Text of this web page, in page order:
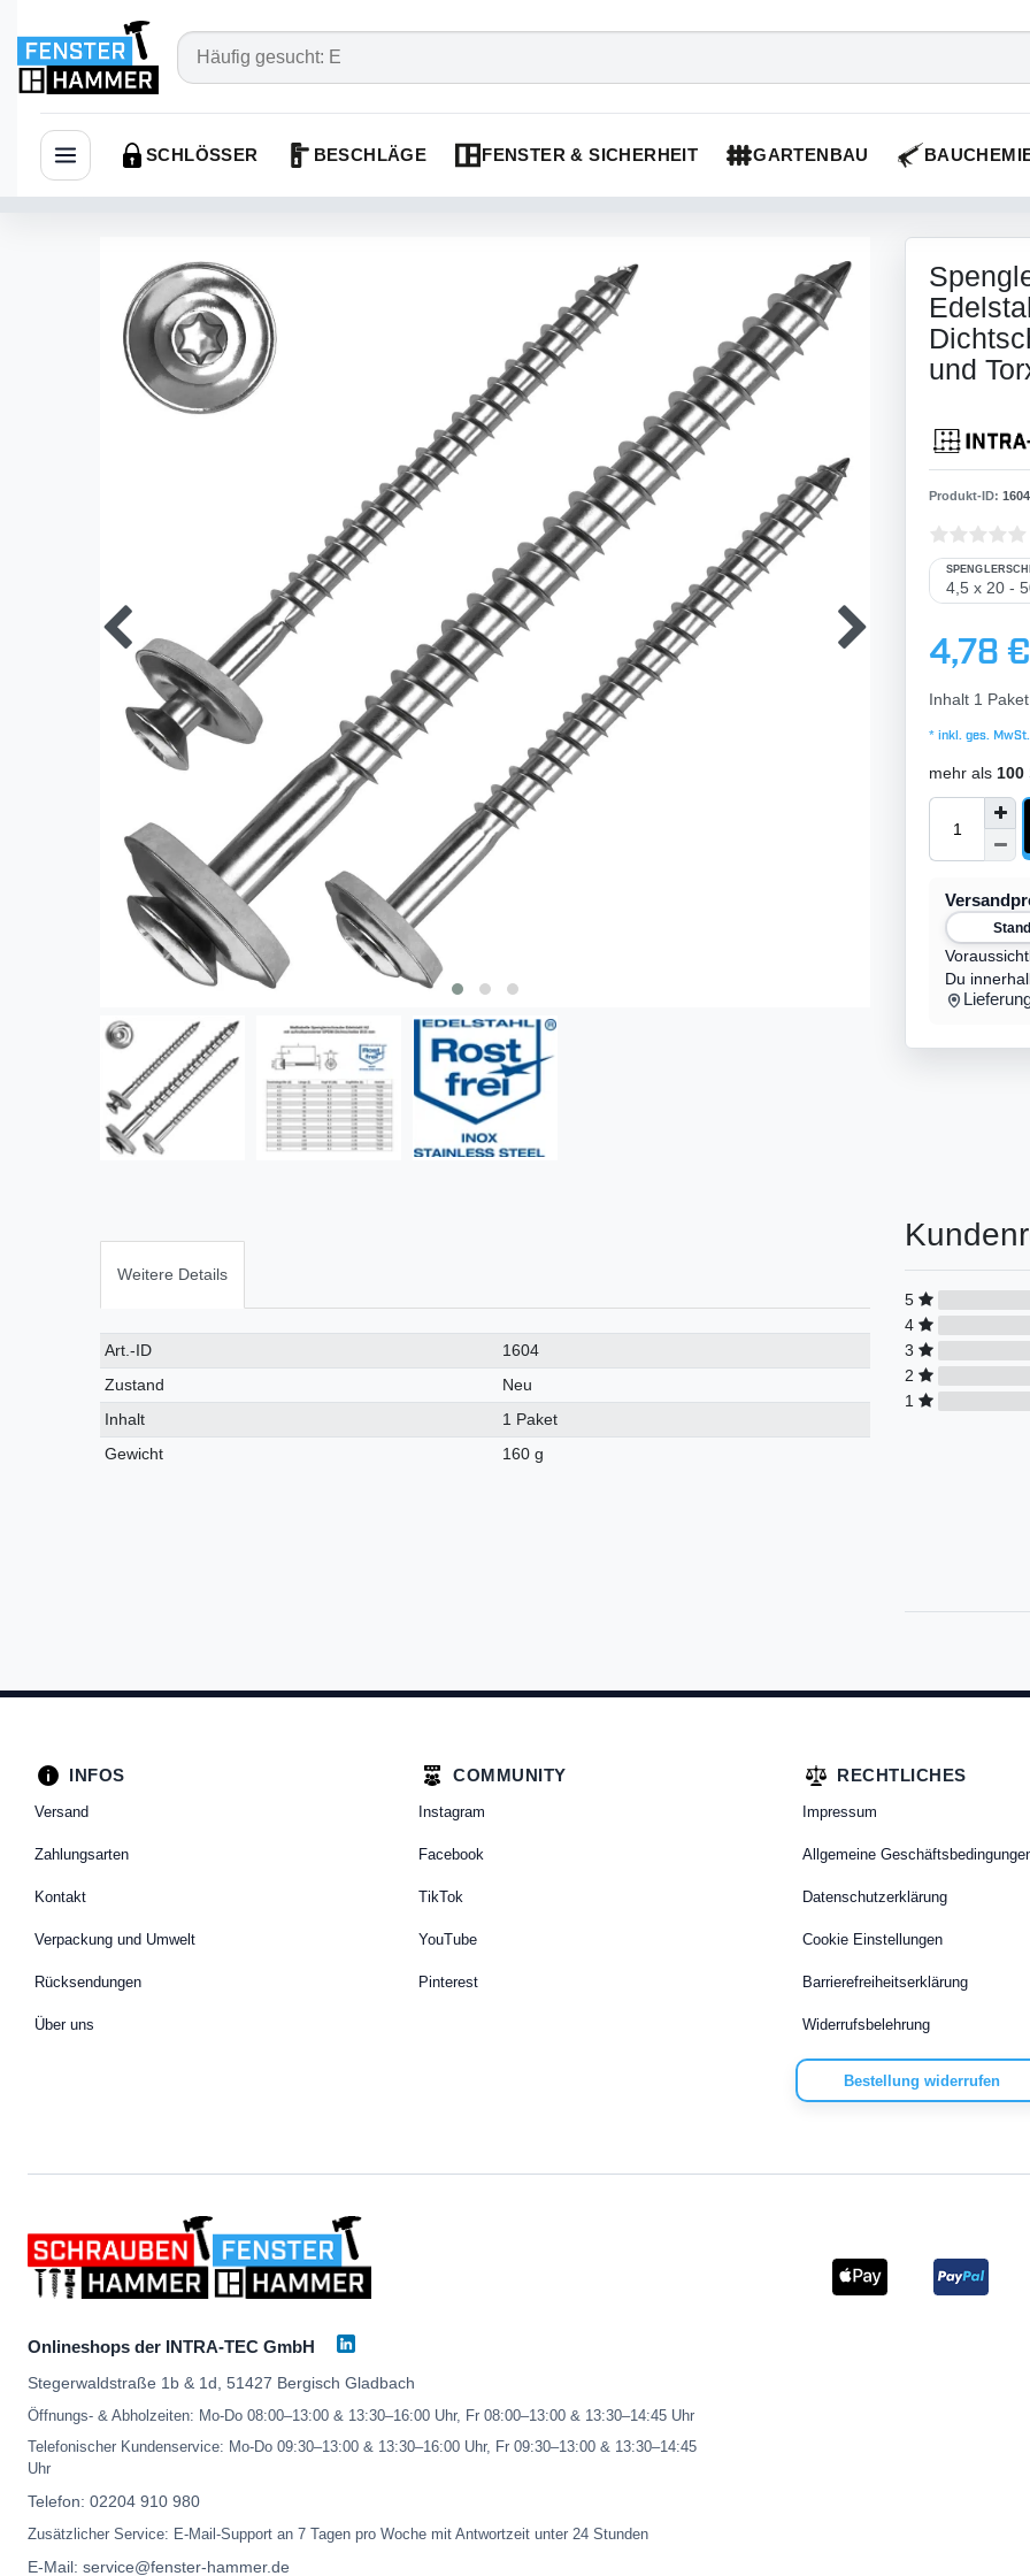
Navigation öffnen
SCHLÖSSER BESCHLÄGE FENSTER & SICHERHEIT GARTENBAU
und
Produkt-ID: 1604
4,78 €
Inhalt 1 Paket
* inkl. ges.
mehr als 100
Du
Weitere Details
Technisches
Merkmal
Wert
Art.-ID
1604
Zustand
Neu
Inhalt
1 Paket
Gewicht
160 g
5
4
3
2
1
INFOS
Versand
Zahlungsarten
Kontakt
Verpackung und Umwelt
Rücksendungen
Über uns
COMMUNITY
Instagram
Facebook
TikTok
YouTube
Pinterest
RECHTLICHES
Impressum
Allgemeine
Datenschutzerklärung
Cookie Einstellungen
Barrierefreiheitserklärung
Widerrufsbelehrung
Bestellung widerrufen
Onlineshops der INTRA-TEC GmbH
Stegerwaldstraße 1b & 1d, 51427 Bergisch Gladbach
Öffnungs- & Abholzeiten: Mo-Do 08:00–13:00 & 13:30–16:00 Uhr, Fr 08:00–13:00 & 13:30–14:45 Uhr
Telefonischer Kundenservice: Mo-Do 09:30–13:00 & 13:30–16:00 Uhr, Fr 09:30–13:00 & 13:30–14:45
Uhr
Telefon: 02204 910 980
Zusätzlicher Service: E-Mail-Support an 7 Tagen pro Woche mit Antwortzeit unter 24 Stunden
E-Mail: service@fenster-hammer.de